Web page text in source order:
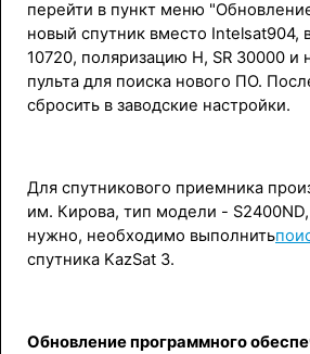
перейти в пункт меню
новый спутник вместо Intelsat904,
10720, поляризацию H, SR 30000 и
пульта для поиска нового ПО.
сбросить в заводские настройки.
Для спутникового приемника
им. Кирова, тип модели -
нужно, необходимо выполнить
спутника KazSat 3.
Обновление программного